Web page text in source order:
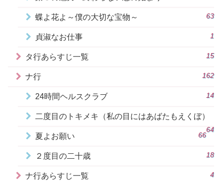
蝶よ花よ～僕の大切な宝物～ 63
貞淑なお仕事 1
タ行あらすじ一覧 15
ナ行 162
24時間ヘルスクラブ 14
二度目のトキメキ（私の目にはあばたもえくぼ）
64
夏よお願い 66
２度目の二十歳 18
ナ行あらすじ一覧 4